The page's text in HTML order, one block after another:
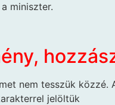
miniszter.
nem tesszük közzé.
jelöltük